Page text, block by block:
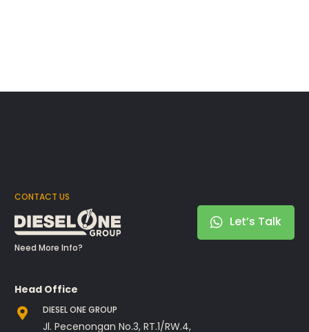
CONTACT US
Need More Info?
Let’s Talk
Head Office
DIESEL ONE GROUP
Jl. Pecenongan No.3, RT.1/RW.4,